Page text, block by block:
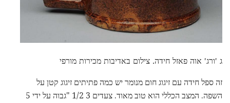
ג 'ורג' אוה פאזל חידה. צילום באדיבות מכירות מורפי
זה ספל חידה עם זיגוג חום מנומר יש כמה פתיתים זיגוג קטן על
השפה. המצב הכללי הוא טוב מאוד. צעדים 3 1/2 "גבוה על ידי 5